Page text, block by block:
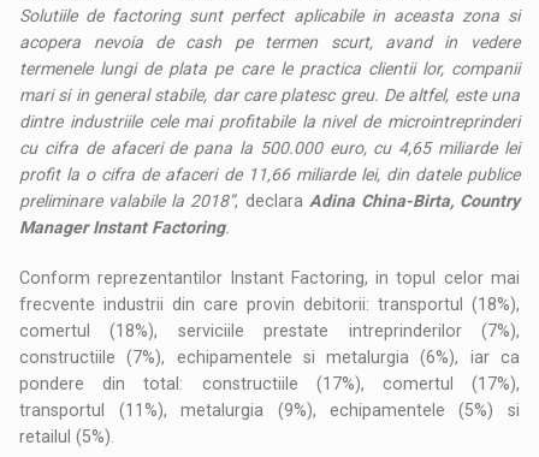
Solutiile de factoring sunt perfect aplicabile in aceasta zona si
acopera nevoia de cash pe termen scurt, avand in vedere
termenele lungi de plata pe care le practica clientii lor, companii
mari si in general stabile, dar care platesc greu. De altfel, este una
dintre industriile cele mai profitabile la nivel de microintreprinderi
cu cifra de afaceri de pana la 500.000 euro, cu 4,65 miliarde lei
profit la o cifra de afaceri de 11,66 miliarde lei, din datele publice
preliminare valabile la 2018”, declara Adina China-Birta, Country
Manager Instant Factoring.
Conform reprezentantilor Instant Factoring, in topul celor mai
frecvente industrii din care provin debitorii: transportul (18%),
comertul (18%), serviciile prestate intreprinderilor (7%),
constructiile (7%), echipamentele si metalurgia (6%), iar ca
pondere din total: constructiile (17%), comertul (17%),
transportul (11%), metalurgia (9%), echipamentele (5%) si
retailul (5%).